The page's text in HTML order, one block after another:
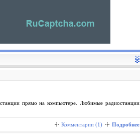
прямо на компьютере. Любимые радиостанции
Комментарии (1) Подробнее